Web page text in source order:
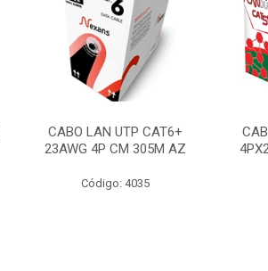
CABO LAN UTP CAT6+
23AWG 4P CM 305M AZ
Código: 4035